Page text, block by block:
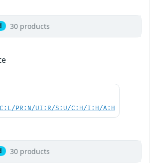
30 products
PR:N/UI:R/S:U/C:H/I:H/A:H
30 products